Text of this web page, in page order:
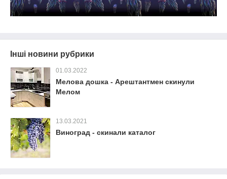
Інші новини рубрики
01.03.2022
Мелова дошка - Арештантмен скинули
Мелом
13.03.2021
Виноград - скинали каталог